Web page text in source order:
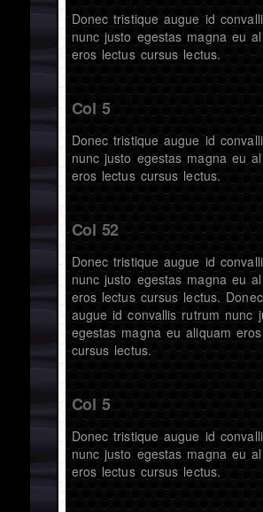
Donec tristique augue id
nunc justo egestas magna eu
eros lectus cursus lectus.
Col 5
Donec tristique augue id
nunc justo egestas magna eu
eros lectus cursus lectus.
Col 52
Donec tristique augue id
nunc justo egestas magna eu
eros lectus cursus lectus.
augue id convallis rutrum nunc
egestas magna eu aliquam
cursus lectus.
Col 5
Donec tristique augue id
nunc justo egestas magna eu
eros lectus cursus lectus.